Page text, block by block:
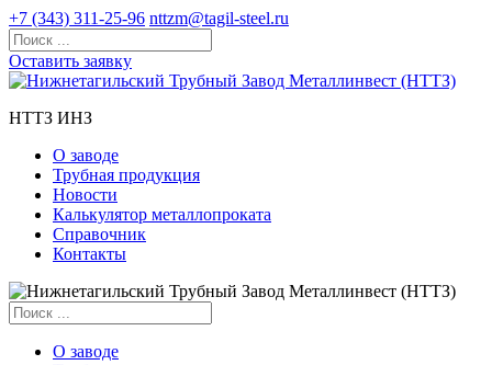
+7 (343) 311-25-96 nttzm@tagil-steel.ru
Оставить заявку
НТТЗ ИНЗ
О заводе
Трубная продукция
Новости
Калькулятор металлопроката
Справочник
Контакты
О заводе